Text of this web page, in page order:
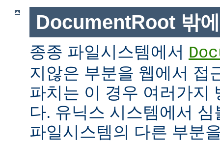
DocumentRoot 밖
종종 파일시스템에서
지않은 부분을 웹에서 접
파치는 이 경우 여러가지
다. 유닉스 시스템에서
파일시스템의 다른 부분